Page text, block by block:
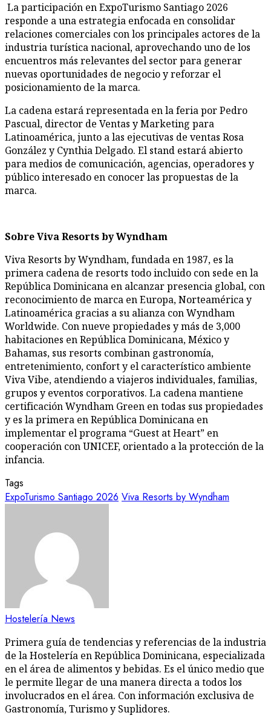
La participación en ExpoTurismo Santiago 2026
responde a una estrategia enfocada en consolidar
relaciones comerciales con los principales actores de la
industria turística nacional, aprovechando uno de los
encuentros más relevantes del sector para generar
nuevas oportunidades de negocio y reforzar el
posicionamiento de la marca.
La cadena estará representada en la feria por Pedro
Pascual, director de Ventas y Marketing para
Latinoamérica, junto a las ejecutivas de ventas Rosa
González y Cynthia Delgado. El stand estará abierto
para medios de comunicación, agencias, operadores y
público interesado en conocer las propuestas de la
marca.
Sobre Viva Resorts by Wyndham
Viva Resorts by Wyndham, fundada en 1987, es la
primera cadena de resorts todo incluido con sede en la
República Dominicana en alcanzar presencia global, con
reconocimiento de marca en Europa, Norteamérica y
Latinoamérica gracias a su alianza con Wyndham
Worldwide. Con nueve propiedades y más de 3,000
habitaciones en República Dominicana, México y
Bahamas, sus resorts combinan gastronomía,
entretenimiento, confort y el característico ambiente
Viva Vibe, atendiendo a viajeros individuales, familias,
grupos y eventos corporativos. La cadena mantiene
certificación Wyndham Green en todas sus propiedades
y es la primera en República Dominicana en
implementar el programa “Guest at Heart” en
cooperación con UNICEF, orientado a la protección de la
infancia.
Tags
ExpoTurismo Santiago 2026 Viva Resorts by Wyndham
Hostelería News
Primera guía de tendencias y referencias de la industria
de la Hostelería en República Dominicana, especializada
en el área de alimentos y bebidas. Es el único medio que
le permite llegar de una manera directa a todos los
involucrados en el área. Con información exclusiva de
Gastronomía, Turismo y Suplidores.